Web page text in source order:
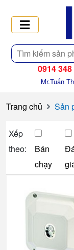
Tìm
kiếm
0914
Mr.Tuấn
Trang chủ Sản
Xếp
theo:
Bán
chạy